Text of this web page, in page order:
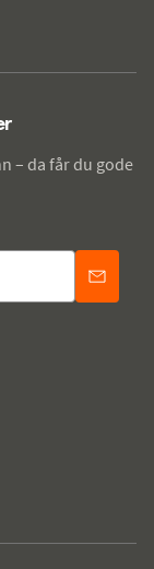
– da får du gode